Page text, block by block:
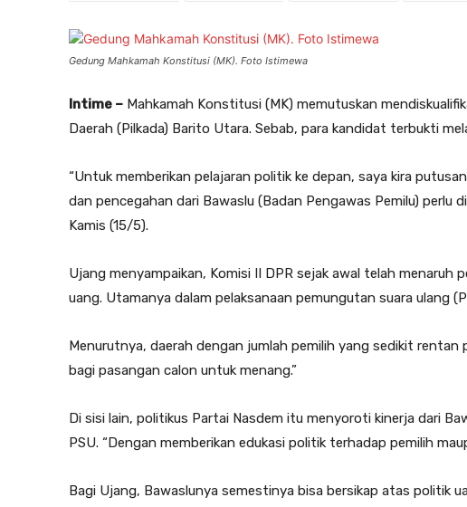
Gedung Mahkamah Konstitusi (MK). Foto Istimewa
Intime – Mahkamah Konstitusi (MK) memutuskan
Daerah (Pilkada) Barito Utara. Sebab, para kandidat terbukti
“Untuk memberikan pelajaran politik ke depan, saya kira
dan pencegahan dari Bawaslu (Badan Pengawas Pemilu) perlu
Kamis (15/5).
Ujang menyampaikan, Komisi II DPR sejak awal telah
uang. Utamanya dalam pelaksanaan pemungutan suara ulang
Menurutnya, daerah dengan jumlah pemilih yang sedikit
bagi pasangan calon untuk menang.”
Di sisi lain, politikus Partai Nasdem itu menyoroti kinerja dari
PSU. “Dengan memberikan edukasi politik terhadap pemilih
Bagi Ujang, Bawaslunya semestinya bisa bersikap atas politik